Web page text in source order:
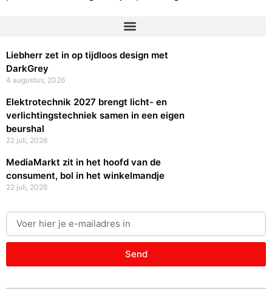
Liebherr zet in op tijdloos design met
DarkGrey
4 augustus, 2026
Elektrotechnik 2027 brengt licht- en
verlichtingstechniek samen in een eigen
beurshal
22 juli, 2026
MediaMarkt zit in het hoofd van de
consument, bol in het winkelmandje
22 juli, 2026
Send